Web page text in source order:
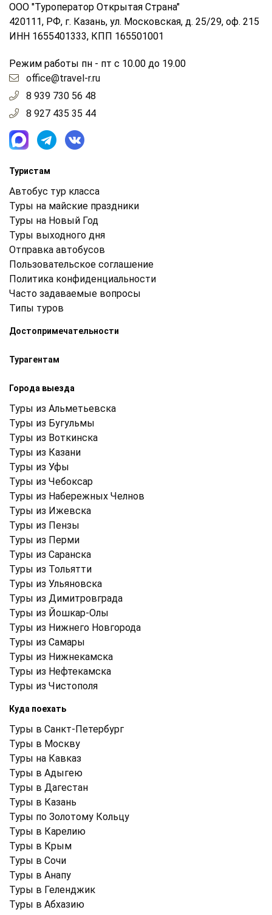
ООО "Туроператор Открытая Страна"
420111, РФ, г. Казань, ул. Московская, д. 25/29, оф. 215
ИНН 1655401333, КПП 165501001
Режим работы пн - пт с 10.00 до 19.00
office@travel-r.ru
8 939 730 56 48
8 927 435 35 44
Туристам
Автобус тур класса
Туры на майские праздники
Туры на Новый Год
Туры выходного дня
Отправка автобусов
Пользовательское соглашение
Политика конфиденциальности
Часто задаваемые вопросы
Типы туров
Достопримечательности
Турагентам
Города выезда
Туры из Альметьевска
Туры из Бугульмы
Туры из Воткинска
Туры из Казани
Туры из Уфы
Туры из Чебоксар
Туры из Набережных Челнов
Туры из Ижевска
Туры из Пензы
Туры из Перми
Туры из Саранска
Туры из Тольятти
Туры из Ульяновска
Туры из Димитровграда
Туры из Йошкар-Олы
Туры из Нижнего Новгорода
Туры из Самары
Туры из Нижнекамска
Туры из Нефтекамска
Туры из Чистополя
Куда поехать
Туры в Санкт-Петербург
Туры в Москву
Туры на Кавказ
Туры в Адыгею
Туры в Дагестан
Туры в Казань
Туры по Золотому Кольцу
Туры в Карелию
Туры в Крым
Туры в Cочи
Туры в Анапу
Туры в Геленджик
Туры в Абхазию